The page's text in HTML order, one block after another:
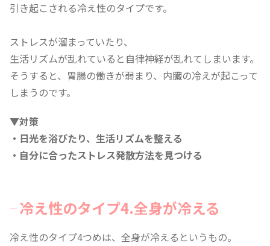
引き起こされる冷え性のタイプです。
ストレスが溜まっていたり、
生活リズムが乱れていると自律神経が乱れてしまいます。
そうすると、胃腸の働きが弱まり、内臓の冷えが起こって
しまうのです。
▼対策
・日光を浴びたり、生活リズムを整える
・自分に合ったストレス発散方法を見つける
冷え性のタイプ4.全身が冷える
冷え性のタイプ4つめは、全身が冷えるというもの。